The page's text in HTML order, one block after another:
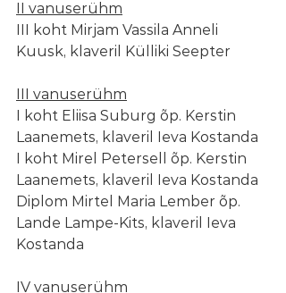
II vanuserühm
III koht Mirjam Vassila Anneli
Kuusk, klaveril Külliki Seepter
III vanuserühm
I koht Eliisa Suburg õp. Kerstin
Laanemets, klaveril Ieva Kostanda
I koht Mirel Petersell õp. Kerstin
Laanemets, klaveril Ieva Kostanda
Diplom Mirtel Maria Lember õp.
Lande Lampe-Kits, klaveril Ieva
Kostanda
IV vanuserühm